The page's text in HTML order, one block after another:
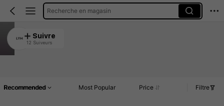
Recherche en magasin
LYM
4.87
Suivre
12 Suiveurs
Recommended Most Popular Price Filtre